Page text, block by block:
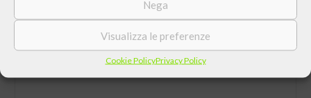
Nega
Visualizza le preferenze
Cookie PolicyPrivacy Policy
CONDIVIDI QUESTO EVENTO